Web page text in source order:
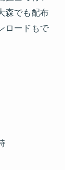
森でも配布
ロードもで